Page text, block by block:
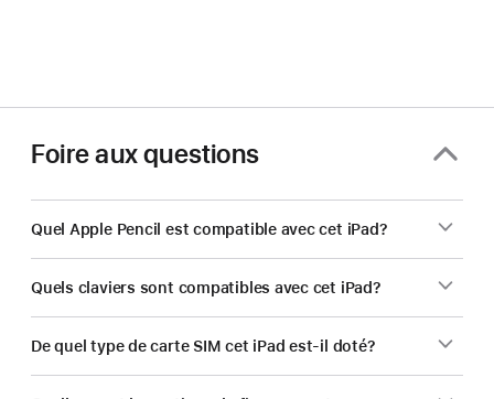
Foire aux questions
Quel Apple Pencil est compatible avec cet iPad?
Quels claviers sont compatibles avec cet iPad?
De quel type de carte SIM cet iPad est-il doté?